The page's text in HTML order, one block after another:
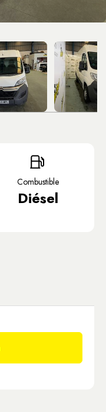
Combustible
Diésel